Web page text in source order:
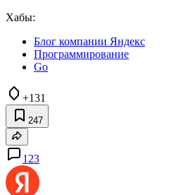
Хабы:
Блог компании Яндекс
Программирование
Go
+131
247
123